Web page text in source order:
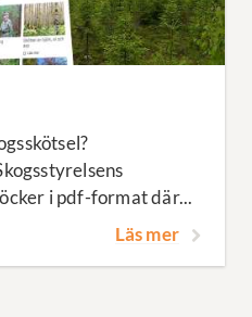
i pdf-format där...
Läs mer